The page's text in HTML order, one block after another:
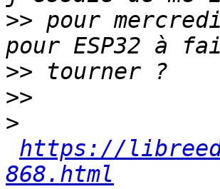
>> pour
>>
>>
>
https://
868.html